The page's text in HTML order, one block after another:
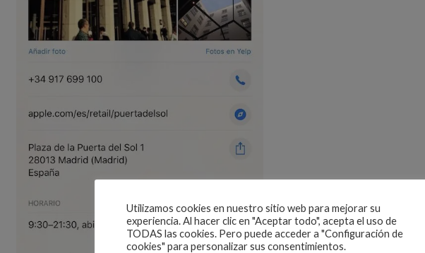
Utilizamos cookies en nuestro sitio web para mejorar su
experiencia. Al hacer clic en "Aceptar todo", acepta el uso de
TODAS las cookies. Pero puede acceder a "Configuración de
cookies" para personalizar sus consentimientos.